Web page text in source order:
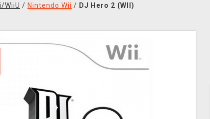
WiiU / Nintendo Wii / DJ Hero 2 (WII)